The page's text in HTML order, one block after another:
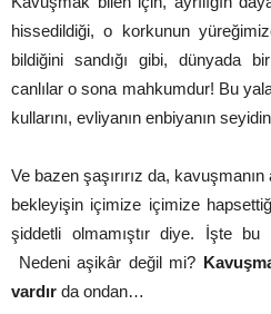
hissedildiği, o korkunun
bildiğini sandığı gibi, dünyada
canlılar o sona mahkumdur! Bu
kullarını, evliyanın enbiyanın
Ve bazen şaşırırız da,
bekleyişin içimize içimize
şiddetli olmamıştır diye. İşte
Nedeni aşikâr değil mi?
vardır da ondan…